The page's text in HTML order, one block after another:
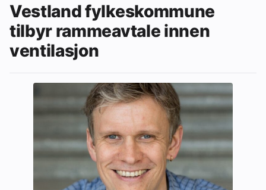
Vestland fylkeskommune
tilbyr rammeavtale innen
ventilasjon